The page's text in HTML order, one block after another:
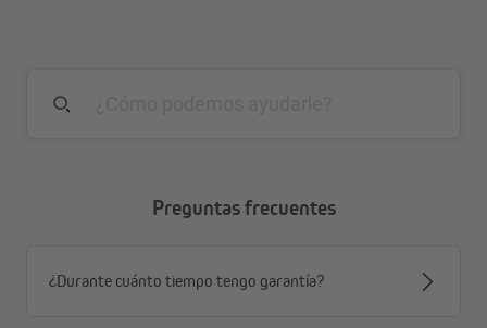
ahorra costos de calefacción
Preguntas frecuentes
¿Durante cuánto tiempo tengo garantía?